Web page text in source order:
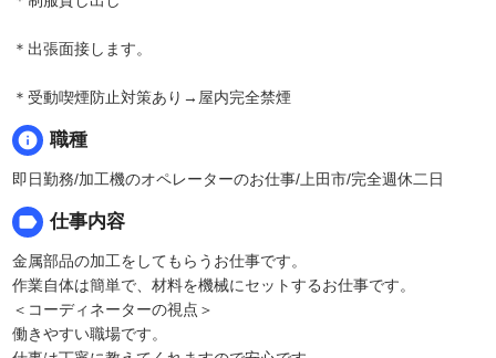
＊出張面接します。
＊受動喫煙防止対策あり→屋内完全禁煙
info 職種
即日勤務/加工機のオペレーターのお仕事/上田市/完全週休二日
label 仕事内容
金属部品の加工をしてもらうお仕事です。
作業自体は簡単で、材料を機械にセットするお仕事です。
＜コーディネーターの視点＞
働きやすい職場です。